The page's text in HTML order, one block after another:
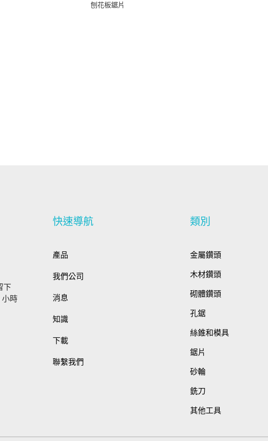
刨花板鋸片
下
時
快速導航
產品
我們公司
消息
知識
下載
聯繫我們
類別
金屬鑽頭
木材鑽頭
砌體鑽頭
孔鋸
絲錐和模具
鋸片
砂輪
銑刀
其他工具